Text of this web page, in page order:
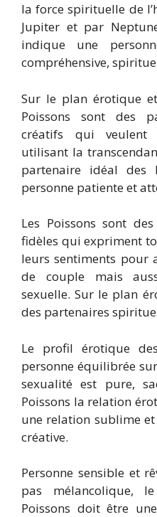
la force spirituelle de
Jupiter et par
indique une
compréhensive,
Sur le plan érotique
Poissons sont des
créatifs qui veulent
utilisant la
partenaire idéal des
personne patiente et
Les Poissons sont
fidèles qui expriment
leurs sentiments pour
de couple mais
sexuelle. Sur le plan
des partenaires
Le profil érotique
personne équilibrée
sexualité est pure,
Poissons la relation
une relation sublime
créative.
Personne sensible et
pas mélancolique,
Poissons doit être